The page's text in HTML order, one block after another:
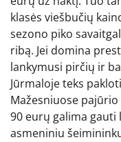
klasės viešbučių
sezono piko
ribą. Jei domina
lankymusi pirčių ir
Jūrmaloje teks
Mažesniuose
90 eurų galima gauti
asmeniniu